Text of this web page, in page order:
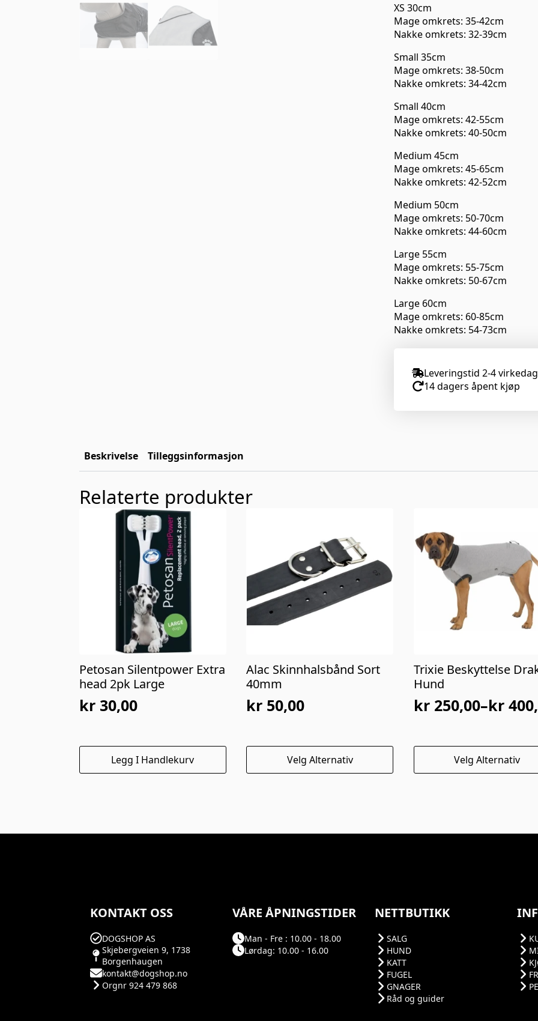
XS 30cm
Mage omkrets: 35-42cm
Nakke omkrets: 32-39cm
Small 35cm
Mage omkrets: 38-50cm
Nakke omkrets: 34-42cm
Small 40cm
Mage omkrets: 42-55cm
Nakke omkrets: 40-50cm
Medium 45cm
Mage omkrets: 45-65cm
Nakke omkrets: 42-52cm
Medium 50cm
Mage omkrets: 50-70cm
Nakke omkrets: 44-60cm
Large 55cm
Mage omkrets: 55-75cm
Nakke omkrets: 50-67cm
Large 60cm
Mage omkrets: 60-85cm
Nakke omkrets: 54-73cm
Leveringstid 2-4
14 dagers åpent kjøp
Beskrivelse Tilleggsinformasjon
Relaterte produkter
Petosan Silentpower Extra
head 2pk Large
kr 30,00
Legg I Handlekurv
Alac Skinnhalsbånd Sort
40mm
kr 50,00
Velg Alternativ
Dette
produktet
kan
Trixie Beskyttelse
Hund
kr250,00–kr
Prisområde:
til
kr 400,00Velg Alternativ
Dette
produktet
kan
KONTAKT OSS
DOGSHOP AS
Skjebergveien 9, 1738
Borgenhaugen
kontakt@dogshop.no
Orgnr 924 479 868
VÅRE ÅPNINGSTIDER
Man - Fre : 10.00 - 18.00
Lørdag: 10.00 - 16.00
NETTBUTIKK
SALG
HUND
KATT
FUGEL
GNAGER
Råd og guider